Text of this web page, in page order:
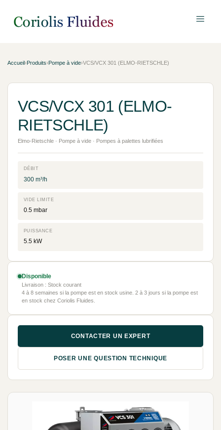
Accueil›Produits›Pompe à vide›VCS/VCX 301 (ELMO-RIETSCHLE)
VCS/VCX 301 (ELMO-
RIETSCHLE)
Elmo-Rietschle · Pompe à vide · Pompes à palettes lubrifiées
DÉBIT
300 m³/h
VIDE LIMITE
0.5 mbar
PUISSANCE
5.5 kW
Disponible
Livraison : Stock courant
4 à 8 semaines si la pompe est en stock usine. 2 à 3 jours si la pompe est
en stock chez Coriolis Fluides.
CONTACTER UN EXPERT
POSER UNE QUESTION TECHNIQUE